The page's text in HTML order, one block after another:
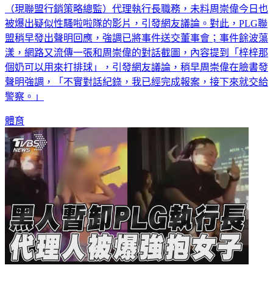
（現聯盟行銷策略總監）代理執行長職務，未料周崇偉今日也
被爆出疑似性騷啦啦隊的影片，引發網友議論。對此，PLG聯
盟稍早發出聲明回應，強調已將事件送交董事會；事件餘波蕩
漾，網路又流傳一張和周崇偉的對話截圖，內容提到「梓梓那
個奶可以用來打排球」，引發網友議論，稍早周崇偉在臉書發
聲明強調，「不實對話紀錄，我已經完成報案，接下來就交給
警察。」
體育